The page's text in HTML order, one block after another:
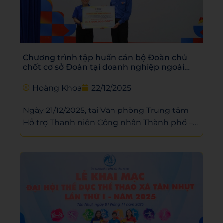
Chương trình tập huấn cán bộ Đoàn chủ
chốt cơ sở Đoàn tại doanh nghiệp ngoài
các câu lạc bộ, đội, nhóm trong các đơn vị
khu vực công nhân lao động năm 2025
Hoàng Khoa 22/12/2025
Ngày 21/12/2025, tại Văn phòng Trung tâm
Hỗ trợ Thanh niên Công nhân Thành phố –
VP Tân Thới Hiệp, chương trình tập huấn
Thành Đoàn chỉ đạo đã diễn ra trong không
khí nghiêm túc, sôi nổi. WESET đồng hành
cùng chương trình với vai trò là đơn vị tài trợ
học bổng và đối tác nâng cao năng lực
ngoại ngữ. Mỗi học viên tham gia được trao